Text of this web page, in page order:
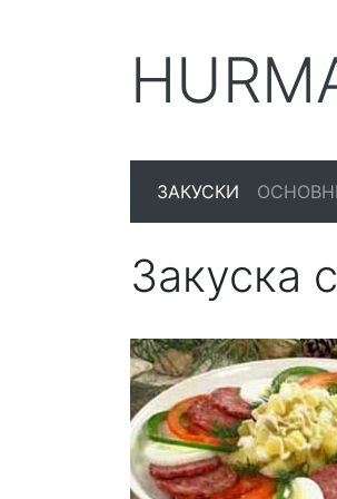
ЗАКУСКИ
Закуска